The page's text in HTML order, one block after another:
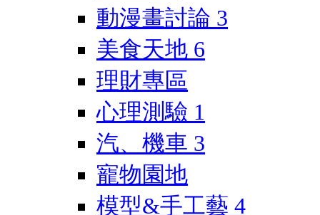
動漫畫討論 3
美食天地 6
理財專區
心理測驗 1
汽、機車 3
寵物園地
模型&手工藝 4